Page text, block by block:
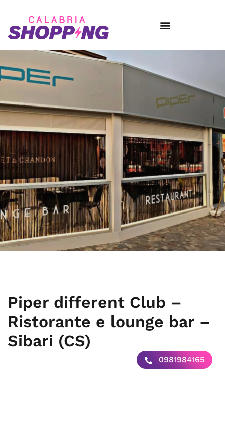
Piper different Club –
Ristorante e lounge bar –
Sibari (CS)
0981984165